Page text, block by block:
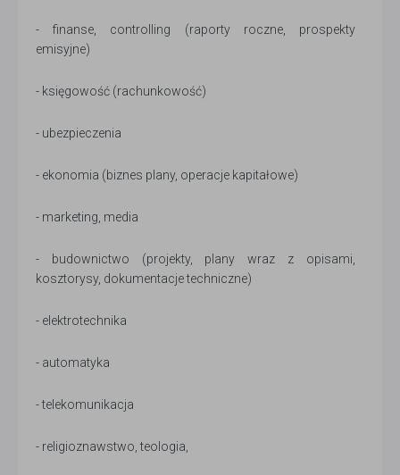
- finanse, controlling (raporty roczne, prospekty
emisyjne)
- księgowość (rachunkowość)
- ubezpieczenia
- ekonomia (biznes plany, operacje kapitałowe)
- marketing, media
- budownictwo (projekty, plany wraz z opisami,
kosztorysy, dokumentacje techniczne)
- elektrotechnika
- automatyka
- telekomunikacja
- religioznawstwo, teologia,